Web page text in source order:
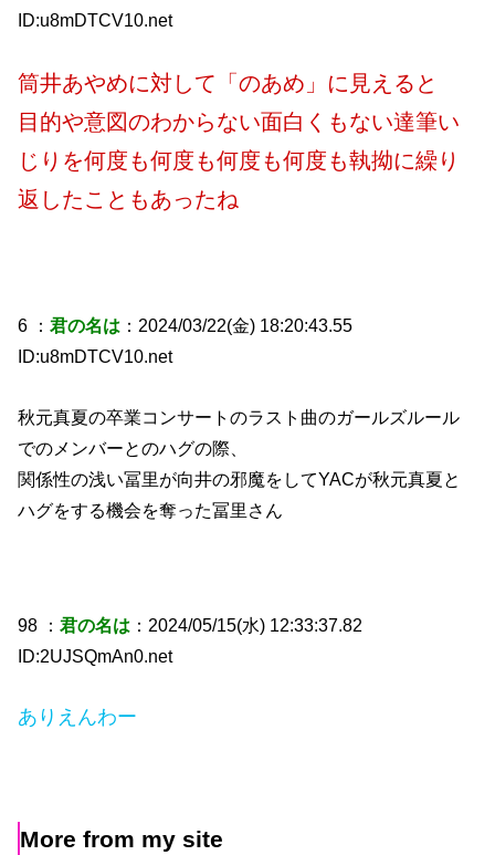
ID:u8mDTCV10.net
筒井あやめに対して「のあめ」に見えると
目的や意図のわからない面白くもない達筆い
じりを何度も何度も何度も何度も執拗に繰り
返したこともあったね
6 ：君の名は ：2024/03/22(金) 18:20:43.55
ID:u8mDTCV10.net
秋元真夏の卒業コンサートのラスト曲のガールズルール
でのメンバーとのハグの際、
関係性の浅い冨里が向井の邪魔をしてYACが秋元真夏と
ハグをする機会を奪った冨里さん
98 ：君の名は ：2024/05/15(水) 12:33:37.82
ID:2UJSQmAn0.net
ありえんわー
More from my site